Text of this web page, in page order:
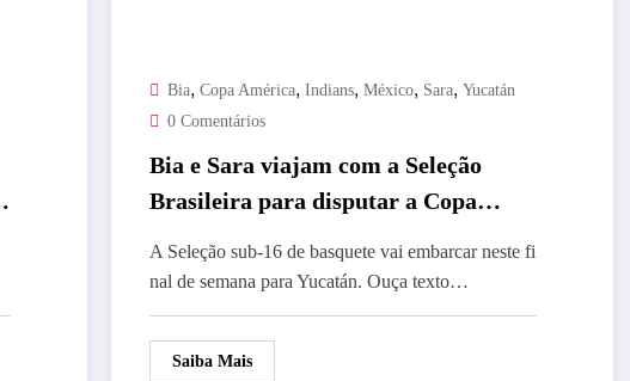
Bia, Copa América, Indians, México, Sara, Yucatán
0 Comentários
Bia e Sara viajam com a Seleção
Brasileira para disputar a Copa
A Seleção sub-16 de basquete vai embarcar neste fi
nal de semana para Yucatán. Ouça texto…
Saiba Mais